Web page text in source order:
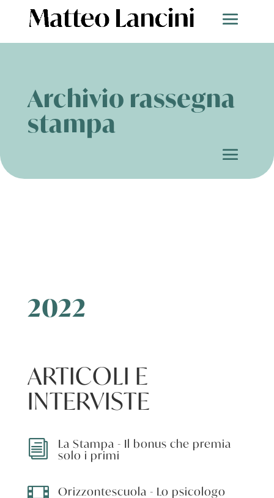
Archivio rassegna
stampa
2022
ARTICOLI E
INTERVISTE
i La Stampa - Il bonus che premia
solo i primi
Orizzontescuola - Lo psicologo